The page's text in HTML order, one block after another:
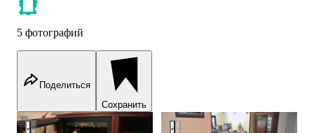
5 фотографий
Поделиться
Сохранить
Oak Wine Cabinet. EuroCave S-Pure-S Inside.Oak Wine Cabinet. EuroCave